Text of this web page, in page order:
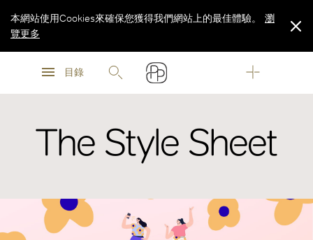
瀏
目錄
本網站使用Cookies來確保您獲得我們網站上的最佳體驗。
瀏
覽更多
The Style Sheet